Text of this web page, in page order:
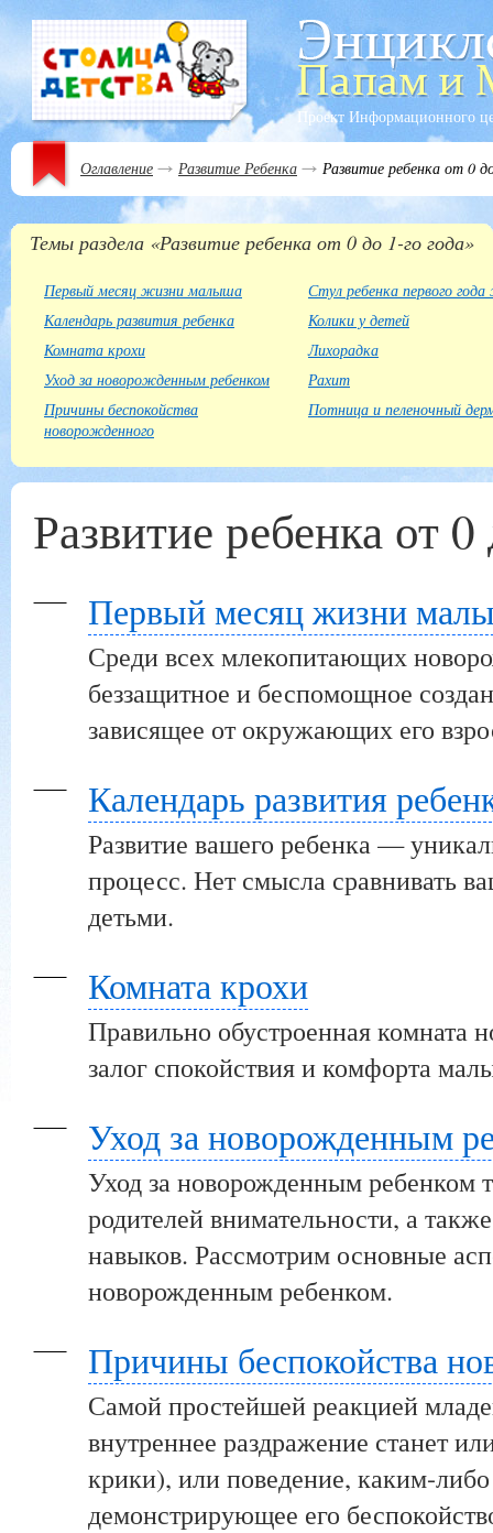
Проект Информационного
Оглавление Развитие Ребенка Развитие ребенка от 0
Темы раздела «Развитие ребенка от 0 до 1-го года»
Первый месяц жизни малыша
Календарь развития ребенка
Комната крохи
Уход за новорожденным ребенком
Причины беспокойства
новорожденного
Стул ребенка первого
Колики у детей
Лихорадка
Рахит
Потница и пеленочный
Развитие ребенка от
Первый месяц жизни
Среди всех млекопитающих
беззащитное и беспомощное
зависящее от окружающих его
Календарь развития
Развитие вашего ребенка —
процесс. Нет смысла сравнивать
детьми.
Комната крохи
Правильно обустроенная комната
залог спокойствия и комфорта
Уход за новорожденным
Уход за новорожденным ребенком
родителей внимательности, а
навыков. Рассмотрим основные
новорожденным ребенком.
Причины беспокойства
Самой простейшей реакцией
внутреннее раздражение станет
крики), или поведение, каким-
демонстрирующее его